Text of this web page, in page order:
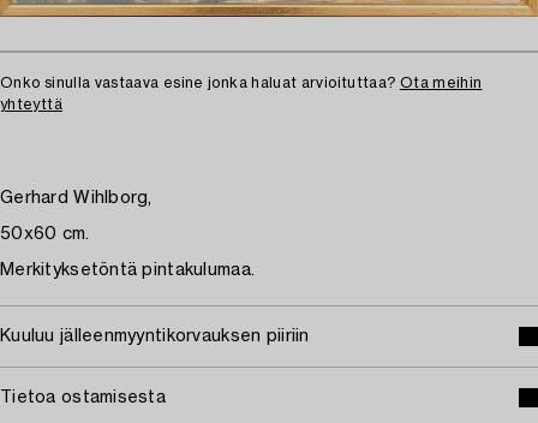
Onko sinulla vastaava esine jonka haluat arvioituttaa? Ota meihin
yhteyttä
Gerhard Wihlborg,
50x60 cm.
Merkityksetöntä pintakulumaa.
Kuuluu jälleenmyyntikorvauksen piiriin
Tietoa ostamisesta